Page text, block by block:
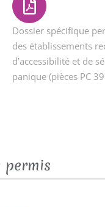
Dossier spécifique
des établissements
d’accessibilité et de
panique (pièces PC
permis